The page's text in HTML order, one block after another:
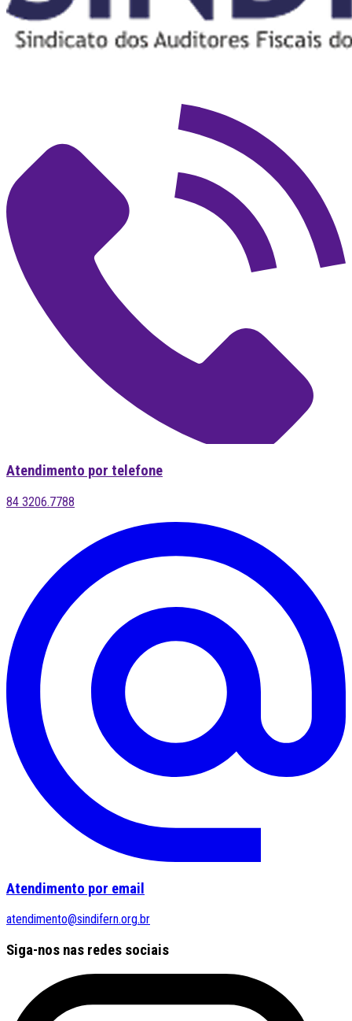
Atendimento por telefone
84 3206.7788
Atendimento por email
atendimento@sindifern.org.br
Siga-nos nas redes sociais